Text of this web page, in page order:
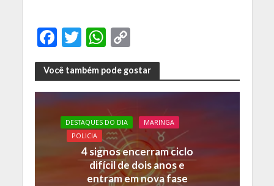
F
ac
e
b
o
o
k
T
w
itt
er
W
h
at
s
A
p
p
C
o
p
y
Li
n
k
Você também pode gostar
DESTAQUES DO DIA
MARINGA
POLICIA
4 signos encerram ciclo
difícil de dois anos e
entram em nova fase